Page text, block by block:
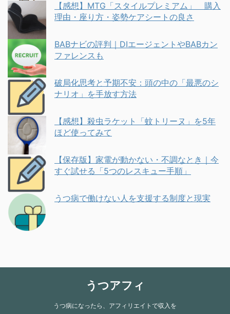
【感想】MTG「スタイルプレミアム」 購入
理由・座り方・姿勢ケアシートの良さ
BABナビの評判｜DIエージェントやBABカン
ファレンスも
破局化思考と予期不安：頭の中の「最悪のシ
ナリオ」を手放す方法
【感想】殺虫ラケット「蚊トリーヌ」を5年
ほど使ってみて
【保存版】家電が動かない・不調なとき｜今
すぐ試せる「5つのレスキュー手順」
うつ病で働けない人を支援する制度と現実
うつアフィ
うつ病になったら、アフィリエイトで収入を